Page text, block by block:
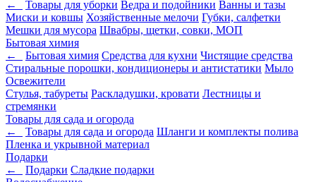
←
Товары для уборки Ведра и подойники Ванны и тазы
Миски и ковшы Хозяйственные мелочи Губки, салфетки
Мешки для мусора Швабры, щетки, совки, МОП
Бытовая химия
←
Бытовая химия Средства для кухни Чистящие средства
Стиральные порошки, кондиционеры и антистатики Мыло
Освежители
Стулья, табуреты Раскладушки, кровати Лестницы и
стремянки
Товары для сада и огорода
←
Товары для сада и огорода Шланги и комплекты полива
Пленка и укрывной материал
Подарки
←
Подарки Cладкие подарки